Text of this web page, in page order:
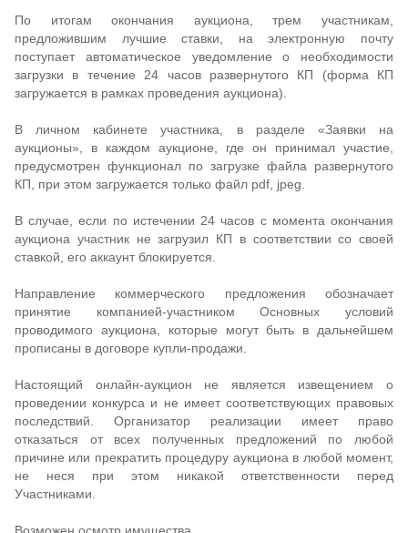
По итогам окончания аукциона, трем участникам,
предложившим лучшие ставки, на электронную почту
поступает автоматическое уведомление о необходимости
загрузки в течение 24 часов развернутого КП (форма КП
загружается в рамках проведения аукциона).
В личном кабинете участника, в разделе «Заявки на
аукционы», в каждом аукционе, где он принимал участие,
предусмотрен функционал по загрузке файла развернутого
КП, при этом загружается только файл pdf, jpeg.
В случае, если по истечении 24 часов с момента окончания
аукциона участник не загрузил КП в соответствии со своей
ставкой, его аккаунт блокируется.
Направление коммерческого предложения обозначает
принятие компанией-участником Основных условий
проводимого аукциона, которые могут быть в дальнейшем
прописаны в договоре купли-продажи.
Настоящий онлайн-аукцион не является извещением о
проведении конкурса и не имеет соответствующих правовых
последствий. Организатор реализации имеет право
отказаться от всех полученных предложений по любой
причине или прекратить процедуру аукциона в любой момент,
не неся при этом никакой ответственности перед
Участниками.
Возможен осмотр имущества.